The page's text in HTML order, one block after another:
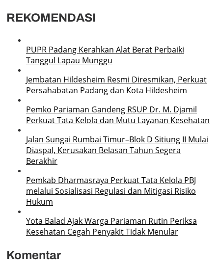
REKOMENDASI
PUPR Padang Kerahkan Alat Berat Perbaiki
Tanggul Lapau Munggu
Jembatan Hildesheim Resmi Diresmikan, Perkuat
Persahabatan Padang dan Kota Hildesheim
Pemko Pariaman Gandeng RSUP Dr. M. Djamil
Perkuat Tata Kelola dan Mutu Layanan Kesehatan
Jalan Sungai Rumbai Timur–Blok D Sitiung II Mulai
Diaspal, Kerusakan Belasan Tahun Segera
Berakhir
Pemkab Dharmasraya Perkuat Tata Kelola PBJ
melalui Sosialisasi Regulasi dan Mitigasi Risiko
Hukum
Yota Balad Ajak Warga Pariaman Rutin Periksa
Kesehatan Cegah Penyakit Tidak Menular
Komentar